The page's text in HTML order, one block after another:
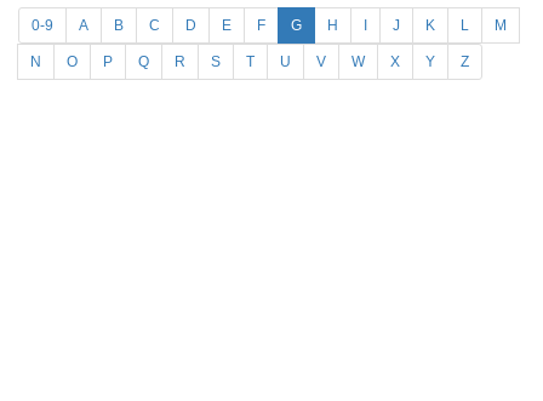
0-9 A B C D E F G H J K L M
N O P Q R S T U V W X Y Z